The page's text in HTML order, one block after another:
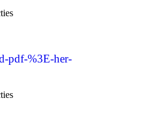
pdf-%3E-her-